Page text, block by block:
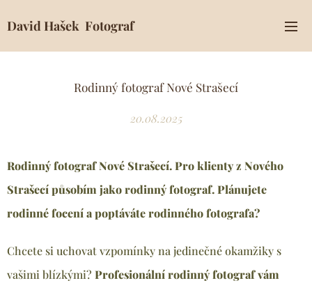
David Hašek Fotograf
Rodinný fotograf Nové Strašecí
20.08.2025
Rodinný fotograf Nové Strašecí. Pro klienty z Nového
Strašecípůsobím jako rodinný fotograf. Plánujete
rodinné focení a poptáváte rodinného fotografa?
Chcete si uchovat vzpomínky na jedinečné okamžiky s
vašimi blízkými? Profesionální rodinný fotograf vám